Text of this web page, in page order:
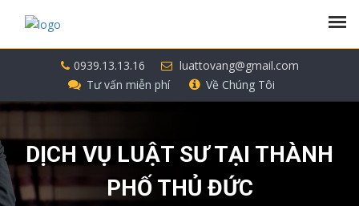
0939.13.13.16
luattovang@gmail.com
Tư vấn miễn phí
Về Chúng Tôi
DỊCH VỤ LUẬT SƯ TẠI THÀNH
PHỐ THỦ ĐỨC